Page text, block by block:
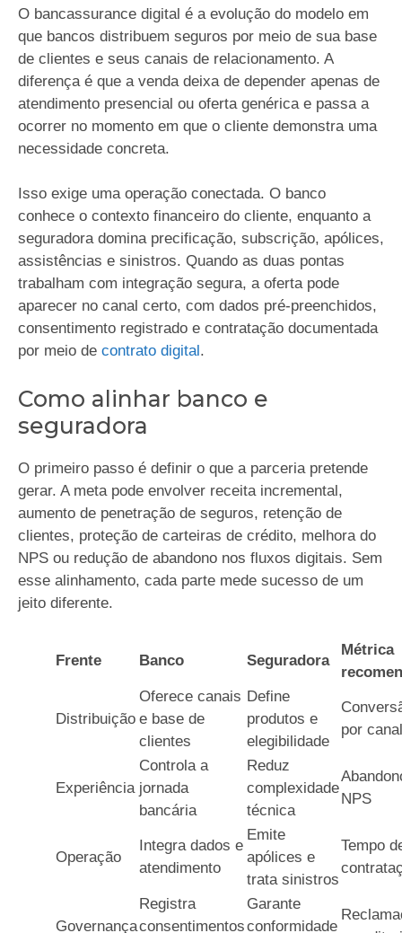
O bancassurance digital é a evolução do modelo em
que bancos distribuem seguros por meio de sua base
de clientes e seus canais de relacionamento. A
diferença é que a venda deixa de depender apenas de
atendimento presencial ou oferta genérica e passa a
ocorrer no momento em que o cliente demonstra uma
necessidade concreta.
Isso exige uma operação conectada. O banco
conhece o contexto financeiro do cliente, enquanto a
seguradora domina precificação, subscrição, apólices,
assistências e sinistros. Quando as duas pontas
trabalham com integração segura, a oferta pode
aparecer no canal certo, com dados pré-preenchidos,
consentimento registrado e contratação documentada
por meio de contrato digital .
Como alinhar banco e
seguradora
O primeiro passo é definir o que a parceria pretende
gerar. A meta pode envolver receita incremental,
aumento de penetração de seguros, retenção de
clientes, proteção de carteiras de crédito, melhora do
NPS ou redução de abandono nos fluxos digitais. Sem
esse alinhamento, cada parte mede sucesso de um
jeito diferente.
Frente Banco Seguradora
Métrica
Distribuição
Oferece canais
e base de
clientes
Define
produtos e
elegibilidade
por canal
Experiência
Controla a
jornada
bancária
Reduz
complexidade
técnica
NPS
Operação
Integra dados e
atendimento
Emite
apólices e
trata sinistros
Tempo
Governança
Registra
consentimentos
Garante
conformidade